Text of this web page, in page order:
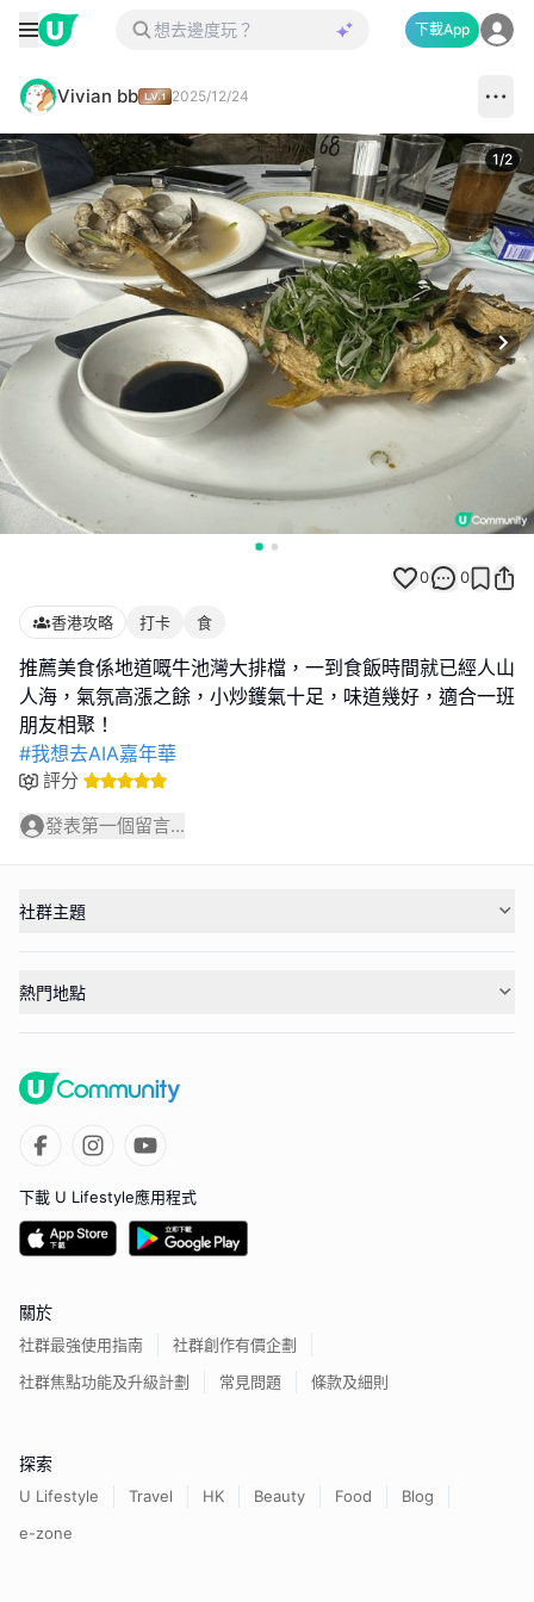
下載App
Vivian bb 2025/12/24
1/2
0 0
香港攻略 打卡 食
推薦美食係地道嘅牛池灣大排檔，一到食飯時間就已經人山
人海，氣氛高漲之餘，小炒鑊氣十足，味道幾好，適合一班
#我想去AIA嘉年華
評分
發表第一個留言...
社群主題
熱門地點
下載 U Lifestyle應用程式
關於
社群最強使用指南
社群創作有價企劃
社群焦點功能及升級計劃
常見問題 條款及細則
探索
U Lifestyle Travel HK Beauty Food
Blog
e-zone